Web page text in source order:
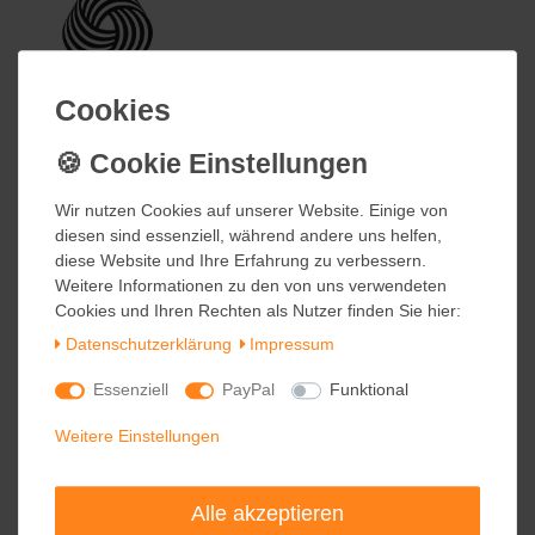
Cookies
Wir nutzen Cookies auf unserer Website. Einige von
diesen sind essenziell, während andere uns helfen,
diese Website und Ihre Erfahrung zu verbessern.
Weitere Informationen zu den von uns verwendeten
Cookies und Ihren Rechten als Nutzer finden Sie hier:
Daten­schutz­erklärung
Impressum
Essenziell PayPal Funktional
Weitere Einstellungen
Alle akzeptieren
Cookies
Wir nutzen Cookies auf unserer Website. Einige von
diesen sind essenziell, während andere uns helfen,
diese Website und Ihre Erfahrung zu verbessern.
Weitere Informationen zu den von uns verwendeten
Cookies und Ihren Rechten als Nutzer finden Sie hier:
Daten­schutz­erklärung
Impressum
Essenziell PayPal Funktional
Weitere Einstellungen
Alle akzeptieren